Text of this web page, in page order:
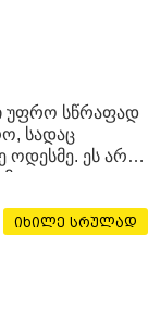
უფრო სწრაფად
სადაც
ოდესმე. ეს არ
მაგრამ,
იხილე სრულად